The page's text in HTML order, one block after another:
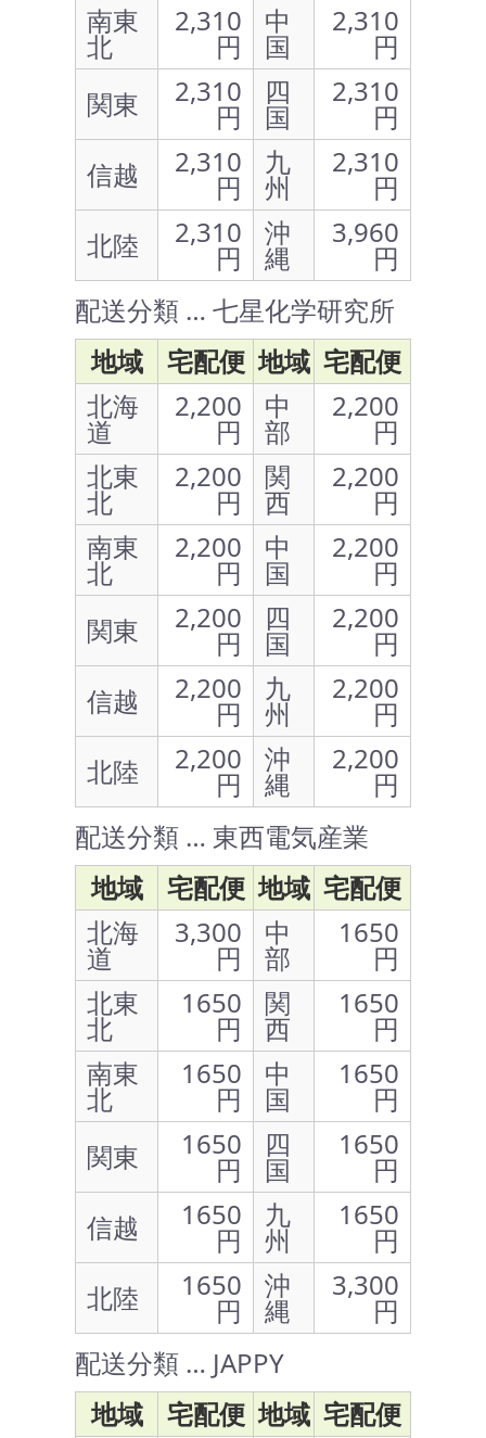
南東
北
2,310
円
中
国
2,310
円
関東
2,310
円
四
国
2,310
円
信越
2,310
円
九
州
2,310
円
北陸
2,310
円
沖
縄
3,960
円
配送分類 … 七星化学研究所
地域
宅配便 地域 宅配便
北海
道
2,200
円
中
部
2,200
円
北東
北
2,200
円
関
西
2,200
円
南東
北
2,200
円
中
国
2,200
円
関東
2,200
円
四
国
2,200
円
信越
2,200
円
九
州
2,200
円
北陸
2,200
円
沖
縄
2,200
円
配送分類 … 東西電気産業
地域
宅配便 地域 宅配便
北海
道
3,300
円
中
部
1650
円
北東
北
1650
円
関
西
1650
円
南東
北
1650
円
中
国
1650
円
関東
1650
円
四
国
1650
円
信越
1650
円
九
州
1650
円
北陸
1650
円
沖
縄
3,300
円
配送分類 … JAPPY
地域
宅配便 地域 宅配便